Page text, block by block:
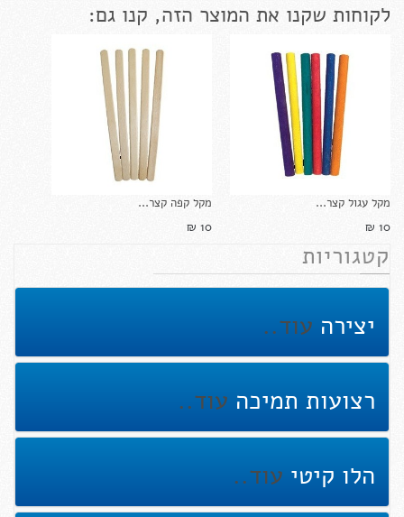
לקוחות שקנו את המוצר הזה, קנו גם:
מקל קפה קצר...
10 ₪‎
מקל עגול קצר...
10 ₪‎
קטגוריות
יצירה עוד..
רצועות תמיכה עוד..
הלו קיטי עוד..